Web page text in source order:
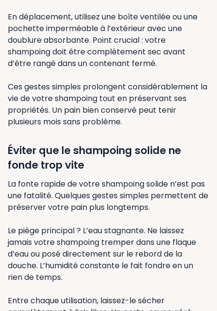
En déplacement, utilisez une boîte ventilée ou une
pochette imperméable à l’extérieur avec une
doublure absorbante. Point crucial : votre
shampoing doit être complètement sec avant
d’être rangé dans un contenant fermé.
Ces gestes simples prolongent considérablement la
vie de votre shampoing tout en préservant ses
propriétés. Un pain bien conservé peut tenir
plusieurs mois sans problème.
Éviter que le shampoing solide ne
fonde trop vite
La fonte rapide de votre shampoing solide n’est pas
une fatalité. Quelques gestes simples permettent de
préserver votre pain plus longtemps.
Le piège principal ? L’eau stagnante. Ne laissez
jamais votre shampoing tremper dans une flaque
d’eau ou posé directement sur le rebord de la
douche. L’humidité constante le fait fondre en un
rien de temps.
Entre chaque utilisation, laissez-le sécher